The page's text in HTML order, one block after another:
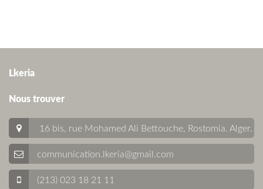
Lkeria
Nous trouver
16 bis, rue Mohamed Ali Bettouche, Rostomia. Alger.
communication.lkeria@gmail.com
(213) 023 18 21 11